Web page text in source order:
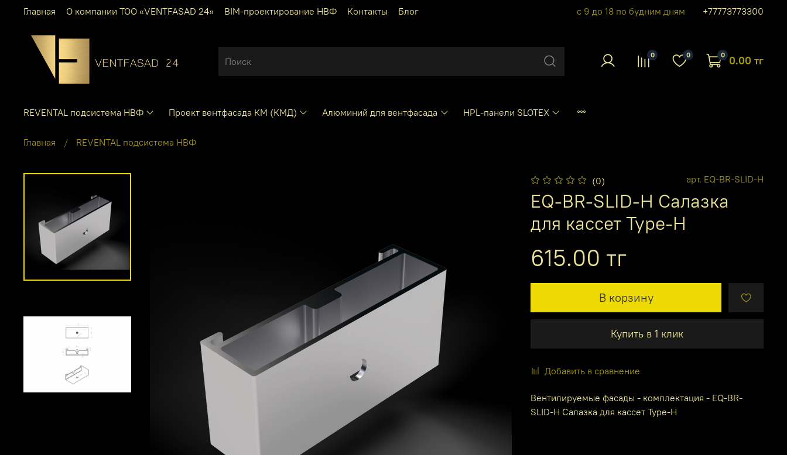
Главная О компании ТОО «VENTFASAD 24» BIM-проектирование НВФ Контакты Блог с 9 до 18 по будним дням +77773773300
0 0 0 0.00 тг
REVENTAL подсистема НВФ Проект вентфасада КМ (КМД) Алюминий для вентфасада HPL-панели SLOTEX
Главная REVENTAL подсистема НВФ
(0) арт. EQ-BR-SLID-H
EQ-BR-SLID-H Салазка
для кассет Type-H
615.00 тг
В корзину
Купить в 1 клик
Добавить в сравнение
Вентилируемые фасады - комплектация - EQ-BR-
SLID-H Салазка для кассет Type-H